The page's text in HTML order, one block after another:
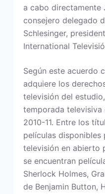
a cabo directamente
consejero delegado
Schlesinger,
International
Según este acuerdo
adquiere los
televisión del
temporada televisiva
2010-11. Entre los
películas disponibles
televisión en abierto
se encuentran
Sherlock Holmes,
de Benjamin Button,